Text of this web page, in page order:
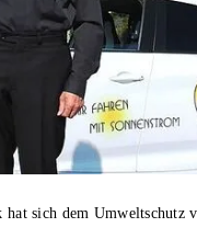
sich dem Umweltschutz